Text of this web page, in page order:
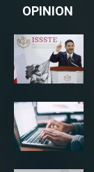
OPINION